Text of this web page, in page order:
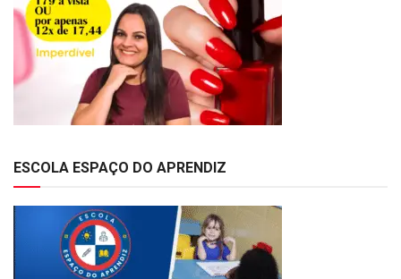
ESCOLA ESPAÇO DO APRENDIZ